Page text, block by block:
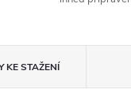
KE STAŽENÍ